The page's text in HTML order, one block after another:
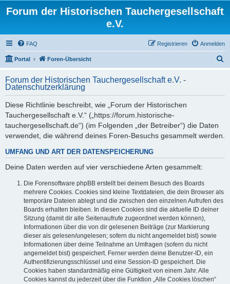
Forum der Historischen Tauchergesellschaft
e.V.
FAQ Anmelden
Registrieren
Portal Foren-Übersicht
h
Forum der Historischen Tauchergesellschaft e.V. -
Datenschutzerklärung
Diese Richtlinie beschreibt, wie „Forum der Historischen
Tauchergesellschaft e.V.“ („https://forum.historische-
tauchergesellschaft.de“) (im Folgenden „der Betreiber“) die Daten
verwendet, die während deines Foren-Besuchs gesammelt werden.
UMFANG UND ART DER DATENSPEICHERUNG
Deine Daten werden auf vier verschiedene Arten gesammelt:
Die Forensoftware phpBB erstellt bei deinem Besuch des Boards
mehrere Cookies. Cookies sind kleine Textdateien, die dein Browser als
temporäre Dateien ablegt und die zwischen den einzelnen Aufrufen des
Boards erhalten bleiben. In diesen Cookies sind die aktuelle ID deiner
Sitzung (damit dir alle Seitenaufrufe zugeordnet werden können),
Informationen über die von dir gelesenen Beiträge (zur Markierung
dieser als gelesen/ungelesen; sofern du nicht angemeldet bist) sowie
Informationen über deine Teilnahme an Umfragen (sofern du nicht
angemeldet bist) gespeichert. Ferner werden deine Benutzer-ID, ein
Authentifizierungsschlüssel und eine Session-ID gespeichert. Die
Cookies haben standardmäßig eine Gültigkeit von einem Jahr. Alle
Cookies kannst du jederzeit über die Funktion „Alle Cookies löschen“